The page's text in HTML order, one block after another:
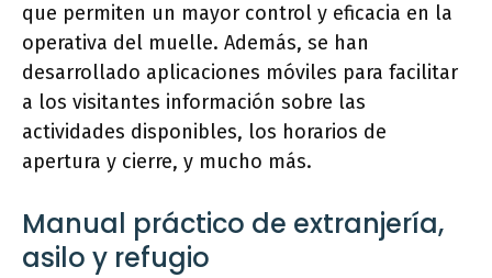
que permiten un mayor control y eficacia en la
operativa del muelle. Además, se han
desarrollado aplicaciones móviles para facilitar
a los visitantes información sobre las
actividades disponibles, los horarios de
apertura y cierre, y mucho más.
Manual práctico de extranjería,
asilo y refugio